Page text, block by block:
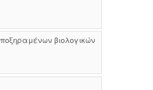
βιολογικών